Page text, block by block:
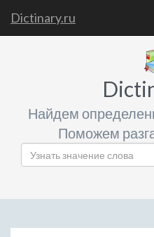
Dictinary.ru
Найдем
Поможем